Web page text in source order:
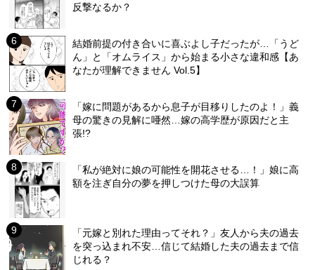
反撃なるか？
結婚前提の付き合いに喜ぶよし子だったが…「うど
ん」と「オムライス」から始まる小さな違和感【あ
なたが理解できません Vol.5】
「嫁に問題があるから息子が目移りしたのよ！」義
母の驚きの見解に唖然…嫁の高学歴が原因だと主
張!?
「私が絶対に娘の可能性を開花させる…！」娘に高
額を注ぎ自分の夢を押しつけた母の大誤算
「元嫁と別れた理由ってそれ？」友人から夫の過去
を突っ込まれ不安…信じて結婚した夫の過去まで信
じれる？